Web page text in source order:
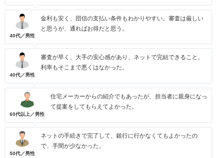
40代／男性
金利も安く、団信の支払い条件もわかりやすい。審査は厳しい
と思うが、通ればお得だと思う。
40代／男性
審査が早く、大手の安心感があり、ネットで完結できること。
利率もそこまで悪くはなかった。
60代以上／男性
住宅メーカーからの紹介でもあったが、担当者に親身になっ
て提案をしてもらえてよかった。
50代／男性
ネットの手続きで完了して、銀行に行かなくてもよかったの
で、手間が少なかった。